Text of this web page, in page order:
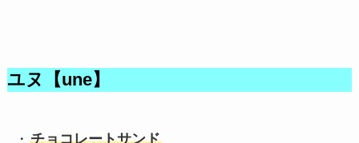
ユヌ【une】
・ チョコレートサンド